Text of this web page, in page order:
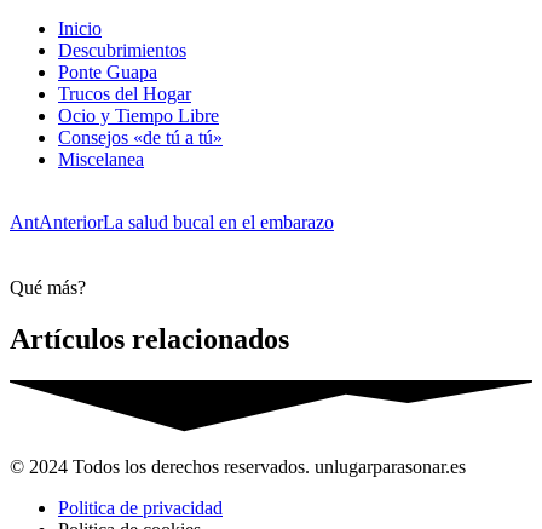
Inicio
Descubrimientos
Ponte Guapa
Trucos del Hogar
Ocio y Tiempo Libre
Consejos «de tú a tú»
Miscelanea
AntAnteriorLa salud bucal en el embarazo
Qué más?
Artículos relacionados
© 2024 Todos los derechos reservados. unlugarparasonar.es
Politica de privacidad